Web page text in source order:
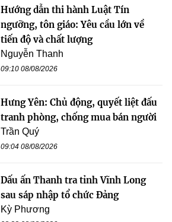
Hướng dẫn thi hành Luật Tín
ngưỡng, tôn giáo: Yêu cầu lớn về
tiến độ và chất lượng
Nguyễn Thanh
09:10 08/08/2026
Hưng Yên: Chủ động, quyết liệt đấu
tranh phòng, chống mua bán người
Trần Quý
09:04 08/08/2026
Dấu ấn Thanh tra tỉnh Vĩnh Long
sau sáp nhập tổ chức Đảng
Kỳ Phương